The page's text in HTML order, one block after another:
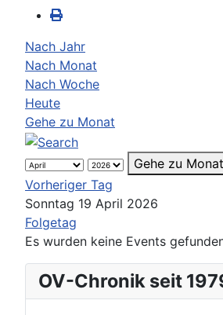
OV-Chronik seit
Nach Jahr
Nach Monat
Nach Woche
Heute
Gehe zu Monat
Gehe zu Monat
Vorheriger Tag
Sonntag 19 April 2026
Folgetag
Es wurden keine Events